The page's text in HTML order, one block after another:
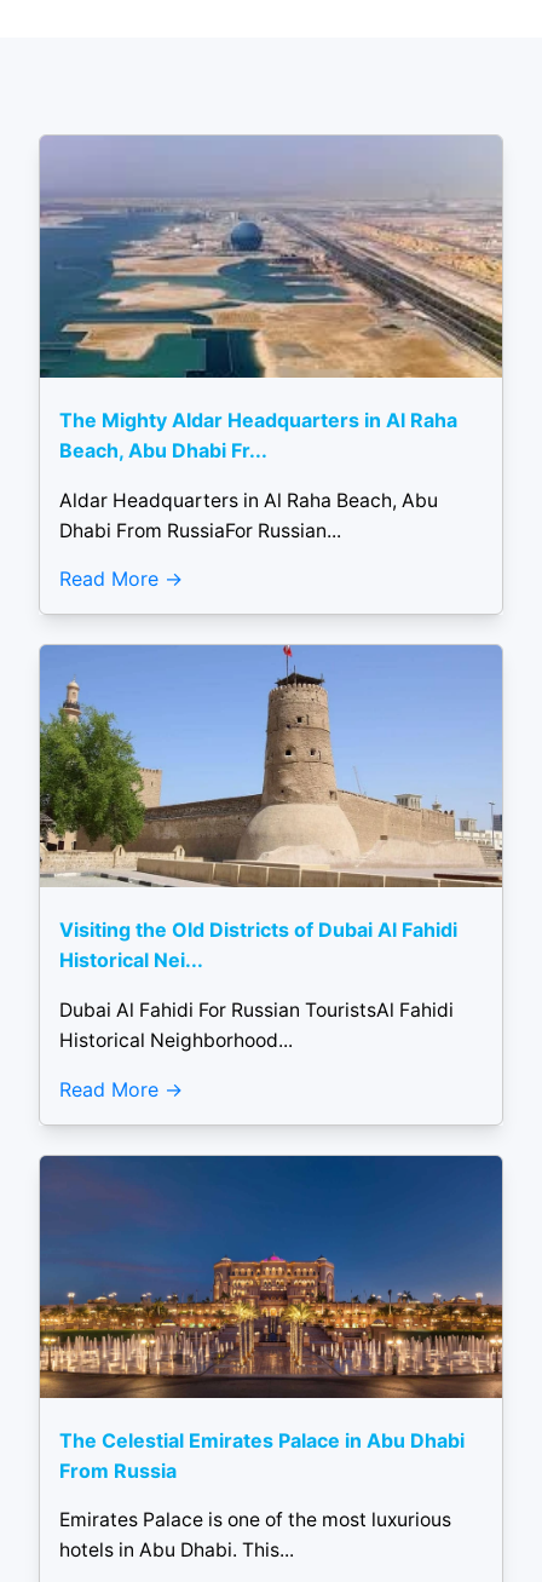
The Mighty Aldar Headquarters in Al Raha
Beach, Abu Dhabi Fr...
Aldar Headquarters in Al Raha Beach, Abu
Dhabi From RussiaFor Russian...
Read More
Visiting the Old Districts of Dubai Al Fahidi
Historical Nei...
Dubai Al Fahidi For Russian TouristsAl Fahidi
Historical Neighborhood...
Read More
The Celestial Emirates Palace in Abu Dhabi
From Russia
Emirates Palace is one of the most luxurious
hotels in Abu Dhabi. This...